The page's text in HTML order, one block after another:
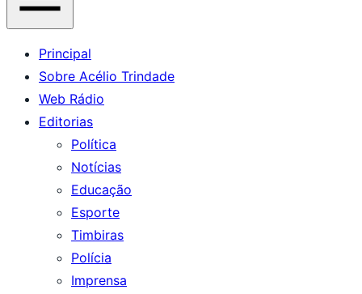
Principal
Sobre Acélio Trindade
Web Rádio
Editorias
Política
Notícias
Educação
Esporte
Timbiras
Polícia
Imprensa